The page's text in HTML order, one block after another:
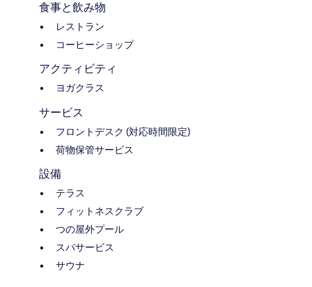
食事と飲み物
レストラン
コーヒーショップ
アクティビティ
ヨガクラス
サービス
フロントデスク (対応時間限定)
荷物保管サービス
設備
テラス
フィットネスクラブ
つの屋外プール
スパサービス
サウナ